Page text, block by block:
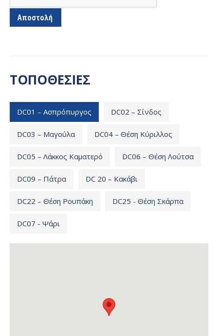
ΤΟΠΟΘΕΣΙΕΣ
DC01 – Ασπρόπυργος DC02 – Σίνδος
DC03 – Μαγούλα DC04 – Θέση Κύριλλος
DC05 – Λάκκος Καματερό DC06 – Θέση Λούτσα
DC09 – Πάτρα DC 20 – Κακάβι
DC22 – Θέση Ρουπάκη DC25 - Θέση Σκάρπα
DC07 - Ψάρι